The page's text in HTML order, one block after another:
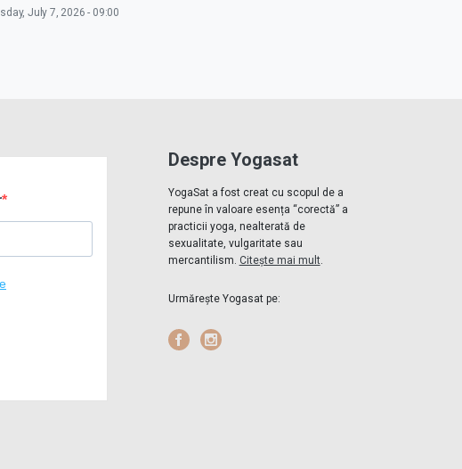
July 7, 2026 - 09:00
Despre Yogasat
YogaSat a fost creat cu scopul de a
repune în valoare esența “corectă” a
practicii yoga, nealterată de
sexualitate, vulgaritate sau
mercantilism. Citește mai mult.
Urmărește Yogasat pe:
FacebookInstagram